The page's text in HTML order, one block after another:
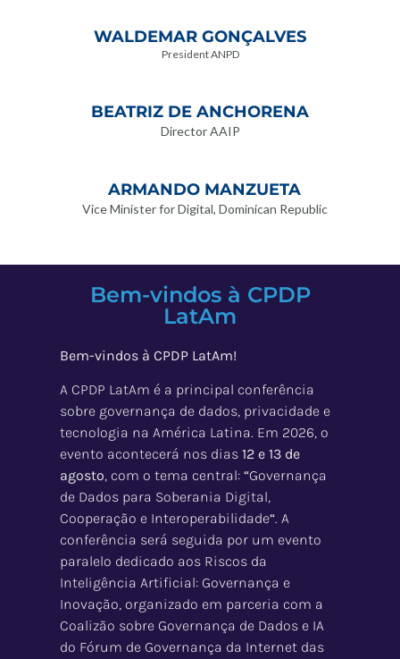
WALDEMAR GONÇALVES
President ANPD
BEATRIZ DE ANCHORENA
Director AAIP
ARMANDO MANZUETA
Vice Minister for Digital, Dominican Republic
Bem-vindos à CPDP
LatAm
Bem-vindos à CPDP LatAm!
A CPDP LatAm é a principal conferência
sobre governança de dados, privacidade e
tecnologia na América Latina. Em 2026, o
evento acontecerá nos dias12 e 13 de
agosto, com o tema central:“Governança
de Dados para Soberania Digital,
Cooperação e Interoperabilidade“. A
conferência será seguida por um evento
paralelo dedicado aos Riscos da
Inteligência Artificial: Governança e
Inovação, organizado em parceria com a
Coalizão sobre Governança de Dados e IA
do Fórum de Governança da Internet das